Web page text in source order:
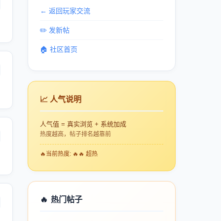
← 返回玩家交流
✏️ 发新帖
🏠 社区首页
📈 人气说明
人气值 = 真实浏览 + 系统加成
热度越高，帖子排名越靠前
🔥 当前热度: 🔥🔥 超热
🔥 热门帖子